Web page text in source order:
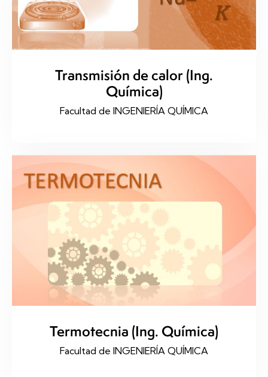
Transmisión de calor (Ing.
Química)
Facultad de INGENIERÍA QUÍMICA
Termotecnia (Ing. Química)
Facultad de INGENIERÍA QUÍMICA